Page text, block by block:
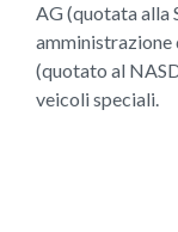
AG (quotata alla
amministrazione
(quotato al
veicoli speciali.